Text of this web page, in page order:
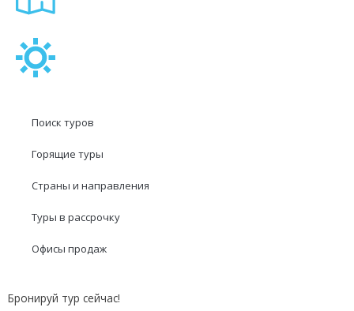
Поиск туров
Горящие туры
Страны и направления
Туры в рассрочку
Офисы продаж
Бронируй тур сейчас!